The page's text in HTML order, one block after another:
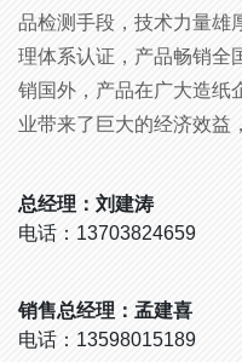
品检测手段，技术力量雄
理体系认证，产品畅销全
销国外，产品在广大造纸
业带来了巨大的经济效益
总经理：刘建涛
电话：13703824659
销售总经理：孟建喜
电话：13598015189